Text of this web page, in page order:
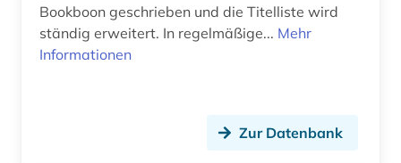
schätzverfahren (1)
sozial- und geisteswissenschaften (1)
Bookboon geschrieben und die Titelliste wird
ständig erweitert. In regelmäßige... Mehr
Informationen
Zur Datenbank